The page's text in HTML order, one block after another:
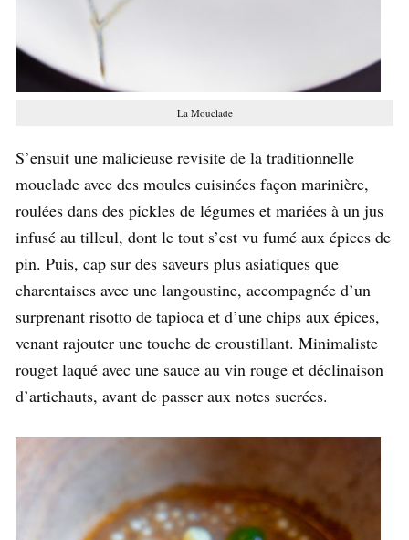
La Mouclade
S’ensuit une malicieuse revisite de la traditionnelle
mouclade avec des moules cuisinées façon marinière,
roulées dans des pickles de légumes et mariées à un jus
infusé au tilleul, dont le tout s’est vu fumé aux épices de
pin. Puis, cap sur des saveurs plus asiatiques que
charentaises avec une langoustine, accompagnée d’un
surprenant risotto de tapioca et d’une chips aux épices,
venant rajouter une touche de croustillant. Minimaliste
rouget laqué avec une sauce au vin rouge et déclinaison
d’artichauts, avant de passer aux notes sucrées.